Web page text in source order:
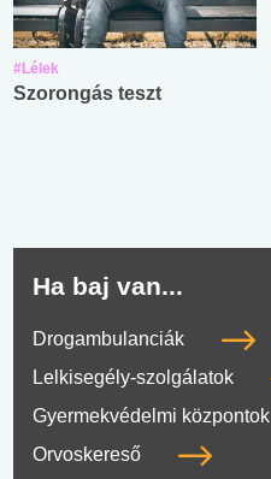
#Lélek
Szorongás teszt
Ha baj van...
Drogambulanciák
Lelkisegély-szolgálatok
Gyermekvédelmi központok
Orvoskereső